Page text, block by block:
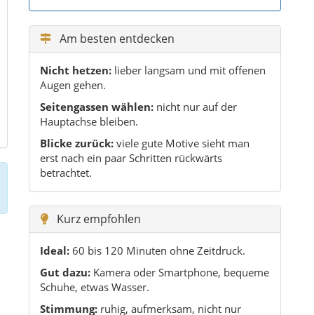
Am besten entdecken
Nicht hetzen: lieber langsam und mit offenen
Augen gehen.
Seitengassen wählen: nicht nur auf der
Hauptachse bleiben.
Blicke zurück: viele gute Motive sieht man
erst nach ein paar Schritten rückwärts
betrachtet.
Kurz empfohlen
Ideal: 60 bis 120 Minuten ohne Zeitdruck.
Gut dazu: Kamera oder Smartphone, bequeme
Schuhe, etwas Wasser.
Stimmung: ruhig, aufmerksam, nicht nur